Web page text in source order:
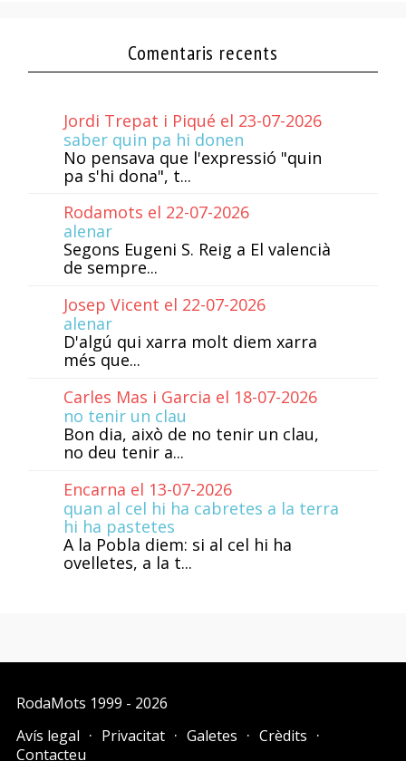
Comentaris recents
Jordi Trepat i Piqué el 23-07-2026
saber quin pa hi donen
No pensava que l'expressió "quin
pa s'hi dona", t...
Rodamots el 22-07-2026
alenar
Segons Eugeni S. Reig a El valencià
de sempre...
Josep Vicent el 22-07-2026
alenar
D'algú qui xarra molt diem xarra
més que...
Carles Mas i Garcia el 18-07-2026
no tenir un clau
Bon dia, això de no tenir un clau,
no deu tenir a...
Encarna el 13-07-2026
quan al cel hi ha cabretes a la terra
hi ha pastetes
A la Pobla diem: si al cel hi ha
ovelletes, a la t...
RodaMots 1999 - 2026
Avís legal
Privacitat Galetes
Crèdits
Contacteu